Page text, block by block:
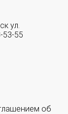
ул.
53-55
об